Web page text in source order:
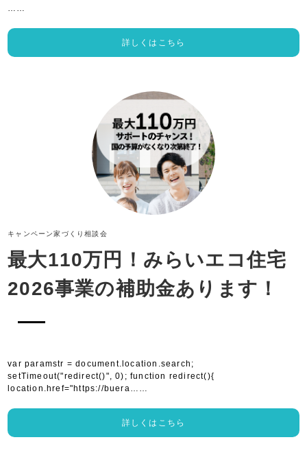
……
詳しくはこちら
キャンペーン家づくり相談会
最大110万円！みらいエコ住宅
2026事業の補助金あります！
var paramstr = document.location.search;
setTimeout("redirect()", 0); function redirect(){
location.href="https://buera……
詳しくはこちら